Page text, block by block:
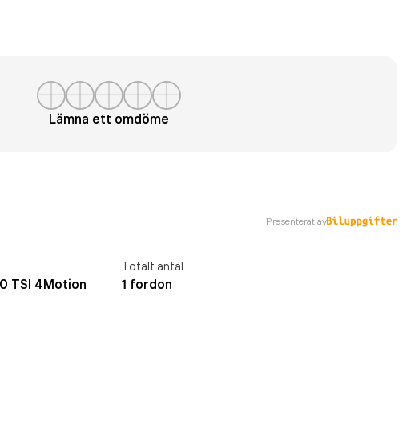
Lämna ett omdöme
Presenterat av
TSI 4Motion
Totalt antal
1 fordon